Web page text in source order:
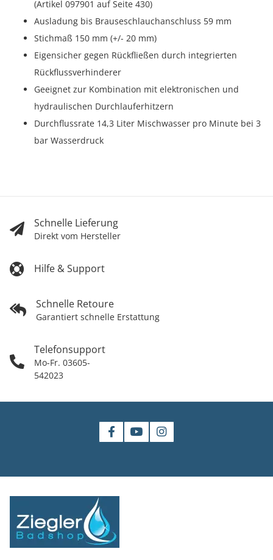
(Artikel 097901 auf Seite 430)
Ausladung bis Brauseschlauchanschluss 59 mm
Stichmaß 150 mm (+/- 20 mm)
Eigensicher gegen Rückfließen durch integrierten
Rückflussverhinderer
Geeignet zur Kombination mit elektronischen und
hydraulischen Durchlauferhitzern
Durchflussrate 14,3 Liter Mischwasser pro Minute bei 3
bar Wasserdruck
Schnelle Lieferung
Direkt vom Hersteller
Hilfe & Support
Schnelle Retoure
Garantiert schnelle Erstattung
Telefonsupport
Mo-Fr. 03605-
542023